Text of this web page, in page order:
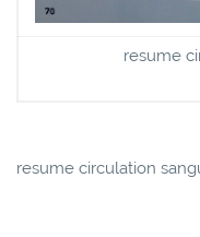
resume
resume circulation